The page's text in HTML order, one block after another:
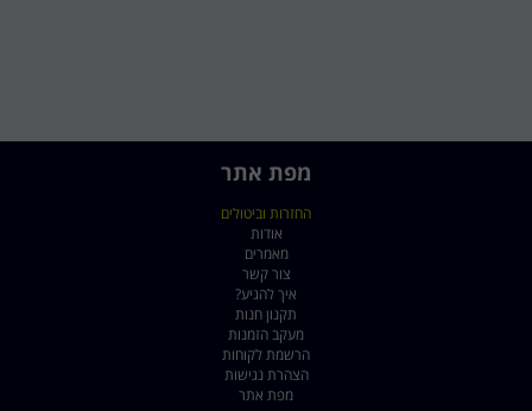
מפת אתר
החזרות וביטולים
אודות
מאמרים
צור קשר
איך להגיע?
תקנון חנות
מעקב הזמנות
הרשמת לקוחות
הצהרת נגישות
מפת אתר